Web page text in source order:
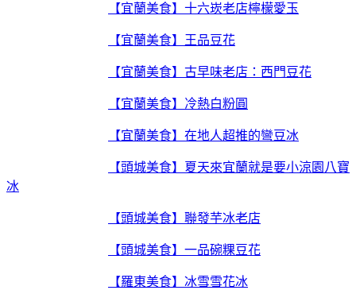
【宜蘭美食】十六崁老店檸檬愛玉
【宜蘭美食】王品豆花
【宜蘭美食】古早味老店：西門豆花
【宜蘭美食】冷熱白粉圓
【宜蘭美食】在地人超推的彎豆冰
【頭城美食】夏天來宜蘭就是要小涼園八寶
冰
【頭城美食】聯發芋冰老店
【頭城美食】一品碗粿豆花
【羅東美食】冰雪雪花冰